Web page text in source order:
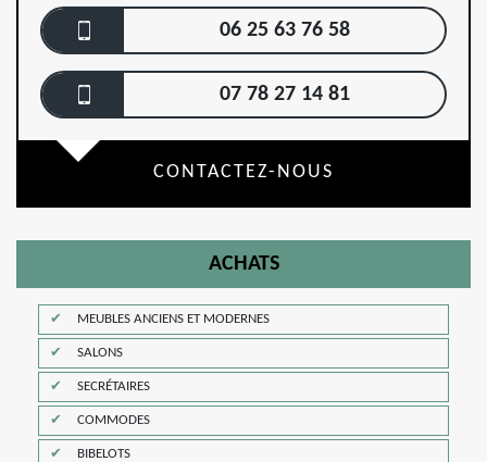
06 25 63 76 58
07 78 27 14 81
CONTACTEZ-NOUS
ACHATS
MEUBLES ANCIENS ET MODERNES
SALONS
SECRÉTAIRES
COMMODES
BIBELOTS